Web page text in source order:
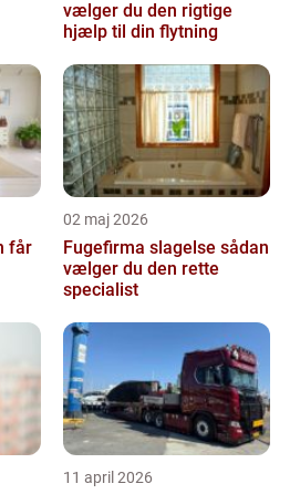
vælger du den rigtige
hjælp til din flytning
02 maj 2026
Fugefirma slagelse sådan
vælger du den rette
specialist
11 april 2026